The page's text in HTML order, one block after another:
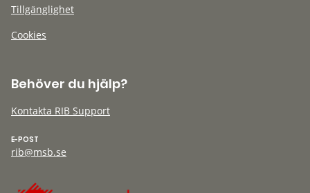
Tillgänglighet
Cookies
Behöver du hjälp?
Kontakta RIB Support
E-POST
rib@msb.se